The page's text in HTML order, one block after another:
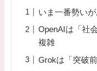
いま一番勢い
OpenAIは「社
複雑
Grokは「突破